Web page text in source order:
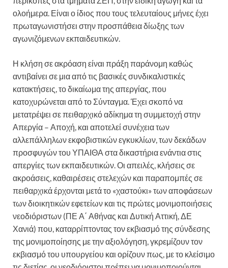
ολοήμερα. Είναι ο ίδιος που τους τελευταίους μήνες έχει
πρωταγωνιστήσει στην προσπάθεια δίωξης των
αγωνιζόμενων εκπαιδευτικών.
Η κλήση σε ακρόαση είναι πράξη παράνομη καθώς
αντιβαίνει σε μια από τις βασικές συνδικαλιστικές
κατακτήσεις, το δικαίωμα της απεργίας, που
κατοχυρώνεται από το Σύνταγμα. Έχει σκοπό να
μετατρέψει σε πειθαρχικό αδίκημα τη συμμετοχή στην
Απεργία – Αποχή, και αποτελεί συνέχεια των
αλλεπάλληλων εκφοβιστικών εγκυκλίων, των δεκάδων
προσφυγών του ΥΠΑΙΘΑ στα δικαστήρια ενάντια στις
απεργίες των εκπαιδευτικών. Οι απειλές, κλήσεις σε
ακροάσεις, καθαιρέσεις στελεχών και παραπομπές σε
πειθαρχικά έρχονται μετά το «χαστούκι» των αποφάσεων
των διοικητικών εφετείων και τις πρώτες μονιμοποιήσεις
νεοδιόριστων (ΠΕ Α΄ Αθήνας και Δυτική Αττική, ΔΕ
Χανιά) που, καταρρίπτοντας τον εκβιασμό της σύνδεσης
της μονιμοποίησης με την αξιολόγηση, γκρεμίζουν τον
εκβιασμό του υπουργείου και ορίζουν πως, με το κλείσιμο